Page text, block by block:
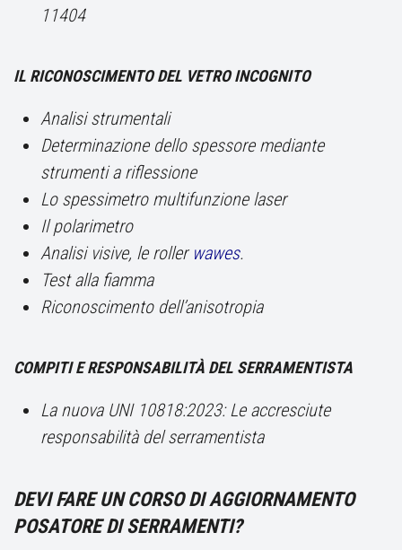
11404
IL RICONOSCIMENTO DEL VETRO INCOGNITO
Analisi strumentali
Determinazione dello spessore mediante
strumenti a riflessione
Lo spessimetro multifunzione laser
Il polarimetro
Analisi visive, le roller wawes.
Test alla fiamma
Riconoscimento dell’anisotropia
COMPITI E RESPONSABILITÀ DEL SERRAMENTISTA
La nuova UNI 10818:2023: Le accresciute
responsabilità del serramentista
DEVI FARE UN CORSO DI AGGIORNAMENTO
POSATORE DI SERRAMENTI?